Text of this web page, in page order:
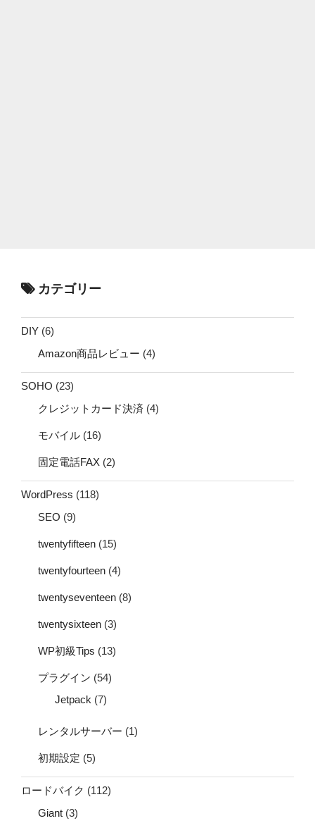
カテゴリー
DIY (6)
Amazon商品レビュー (4)
SOHO (23)
クレジットカード決済 (4)
モバイル (16)
固定電話FAX (2)
WordPress (118)
SEO (9)
twentyfifteen (15)
twentyfourteen (4)
twentyseventeen (8)
twentysixteen (3)
WP初級Tips (13)
プラグイン (54)
Jetpack (7)
レンタルサーバー (1)
初期設定 (5)
ロードバイク (112)
Giant (3)